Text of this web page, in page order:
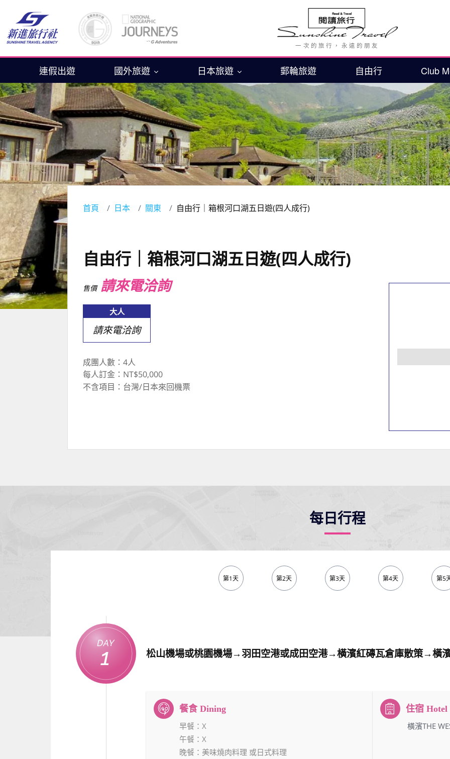
連假出遊 國外旅遊 日本旅遊 郵輪旅遊 自由行 Club
首頁 日本 關東 自由行｜箱根河口湖五日遊(四人成行)
自由行｜箱根河口湖五日遊(四人成行)
售價請來電洽詢
大人
請來電洽詢
成團人數：4人
每人訂金：NT$50,000
不含項目：台灣/日本來回機票
每日行程
第1天 第2天 第3天 第4天 第5
Day
1 松山機場或桃園機場→羽田空港或成田空港→橫濱紅磚瓦倉庫散策→橫
早餐 ：X
午餐 ：X
晚餐 ：美味燒肉料理 或日式料理
：橫濱THE